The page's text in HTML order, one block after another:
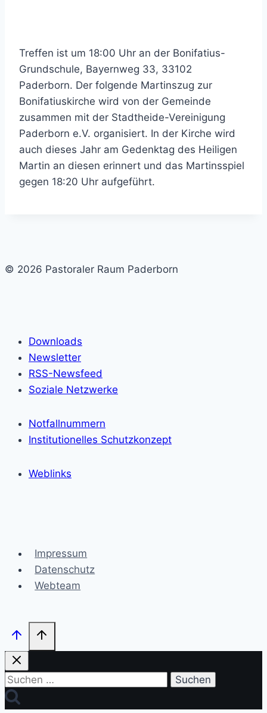
Treffen ist um 18:00 Uhr an der Bonifatius-
Grundschule, Bayernweg 33, 33102
Paderborn. Der folgende Martinszug zur
Bonifatiuskirche wird von der Gemeinde
zusammen mit der Stadtheide-Vereinigung
Paderborn e.V. organisiert. In der Kirche wird
auch dieses Jahr am Gedenktag des Heiligen
Martin an diesen erinnert und das Martinsspiel
gegen 18:20 Uhr aufgeführt.
© 2026 Pastoraler Raum Paderborn
Downloads
Newsletter
RSS-Newsfeed
Soziale Netzwerke
Notfallnummern
Institutionelles Schutzkonzept
Weblinks
Impressum
Datenschutz
Webteam
Suchen
nach: